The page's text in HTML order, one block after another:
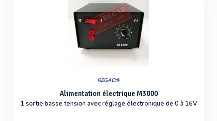
REGAD®
Alimentation électrique M3000
1 sortie basse tension avec réglage électronique de 0 à 16V